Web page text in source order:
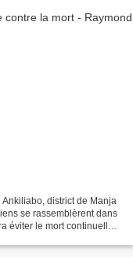
district de Manja
se rassemblèrent dans
éviter le mort continuelle,